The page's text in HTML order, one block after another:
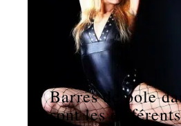
Barres de pole
sont les différents